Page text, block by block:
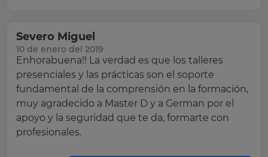
Severo Miguel
10 de enero del 2019
Enhorabuena!! La verdad es que los talleres
presenciales y las prácticas son el soporte
fundamental de la comprensión en la formación,
muy agradecido a Master D y a German por el
apoyo y la seguridad que te da, formarte con
profesionales.